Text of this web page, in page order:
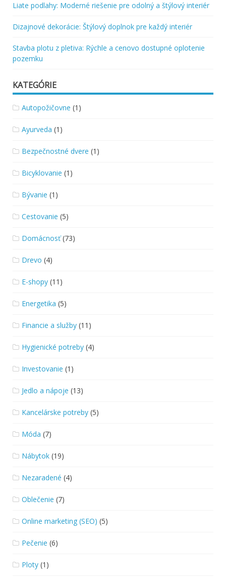
Liate podlahy: Moderné riešenie pre odolný a štýlový interiér
Dizajnové dekorácie: Štýlový doplnok pre každý interiér
Stavba plotu z pletiva: Rýchle a cenovo dostupné oplotenie
pozemku
KATEGÓRIE
Autopožičovne (1)
Ayurveda (1)
Bezpečnostné dvere (1)
Bicyklovanie (1)
Bývanie (1)
Cestovanie (5)
Domácnosť(73)
Drevo (4)
E-shopy (11)
Energetika (5)
Financie a služby (11)
Hygienické potreby (4)
Investovanie (1)
Jedlo a nápoje (13)
Kancelárske potreby (5)
Móda (7)
Nábytok (19)
Nezaradené (4)
Oblečenie (7)
Online marketing (SEO) (5)
Pečenie (6)
Ploty (1)